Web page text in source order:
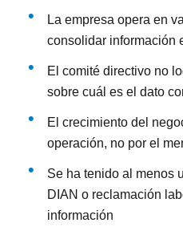
La empresa opera en
consolidar información
El comité directivo no
sobre cuál es el dato
El crecimiento del
operación, no por el
Se ha tenido al menos
DIAN o reclamación
información